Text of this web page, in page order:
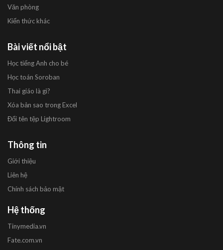
Văn phòng
Kiến thức khác
Bài viết nổi bật
Học tiếng Anh cho bé
Học toán Soroban
Thai giáo là gì?
Xóa bản sao trong Excel
Đổi tên tệp Lightroom
Thông tin
Giới thiệu
Liên hệ
Chính sách bảo mật
Hệ thống
Tinymedia.vn
Fate.com.vn